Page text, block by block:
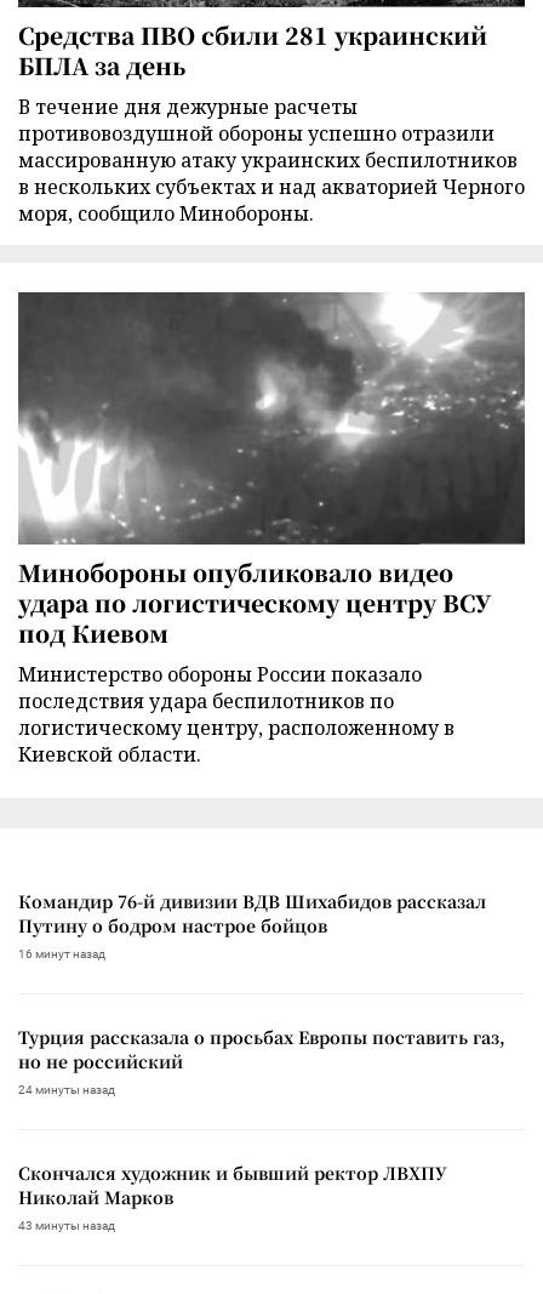
Средства ПВО сбили 281 украинский
БПЛА за день
В течение дня дежурные расчеты
противовоздушной обороны успешно отразили
массированную атаку украинских беспилотников
в нескольких субъектах и над акваторией Черного
моря, сообщило Минобороны.
Минобороны опубликовало видео
удара по логистическому центру ВСУ
под Киевом
Министерство обороны России показало
последствия удара беспилотников по
логистическому центру, расположенному в
Киевской области.
Командир 76-й дивизии ВДВ Шихабидов рассказал
Путину о бодром настрое бойцов
16 минут назад
Турция рассказала о просьбах Европы поставить газ,
но не российский
24 минуты назад
Скончался художник и бывший ректор ЛВХПУ
Николай Марков
43 минуты назад